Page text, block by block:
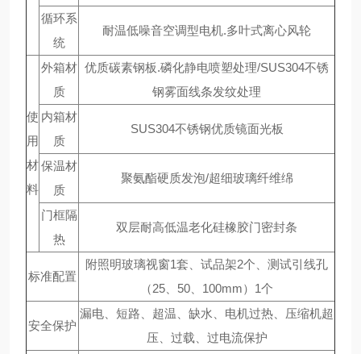
循环系
统
耐温低噪音空调型电机.多叶式离心风轮
使
用
材
料
外箱材
质
优质碳素钢板.磷化静电喷塑处理/SUS304不锈
钢雾面线条发纹处理
内箱材
质
SUS304不锈钢优质镜面光板
保温材
质
聚氨酯硬质发泡/超细玻璃纤维绵
门框隔
热
双层耐高低温老化硅橡胶门密封条
标准配置
附照明玻璃视窗1套、试品架2个、测试引线孔
（25、50、100mm）1个
安全保护
漏电、短路、超温、缺水、电机过热、压缩机超
压、过载、过电流保护